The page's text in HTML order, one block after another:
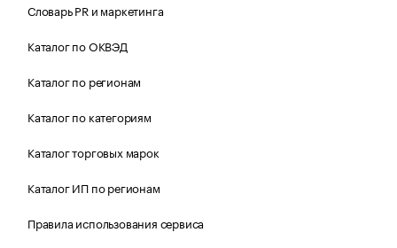
Словарь PR и маркетинга
Каталог по ОКВЭД
Каталог по регионам
Каталог по категориям
Каталог торговых марок
Каталог ИП по регионам
Правила использования сервиса